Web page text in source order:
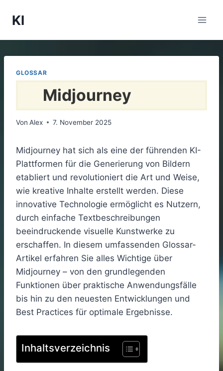
Inhalt
KI
GLOSSAR
Midjourney
Von Alex 7. November 2025
Midjourney hat sich als eine der führenden KI-
Plattformen für die Generierung von Bildern
etabliert und revolutioniert die Art und Weise,
wie kreative Inhalte erstellt werden. Diese
innovative Technologie ermöglicht es Nutzern,
durch einfache Textbeschreibungen
beeindruckende visuelle Kunstwerke zu
erschaffen. In diesem umfassenden Glossar-
Artikel erfahren Sie alles Wichtige über
Midjourney – von den grundlegenden
Funktionen über praktische Anwendungsfälle
bis hin zu den neuesten Entwicklungen und
Best Practices für optimale Ergebnisse.
Inhaltsverzeichnis